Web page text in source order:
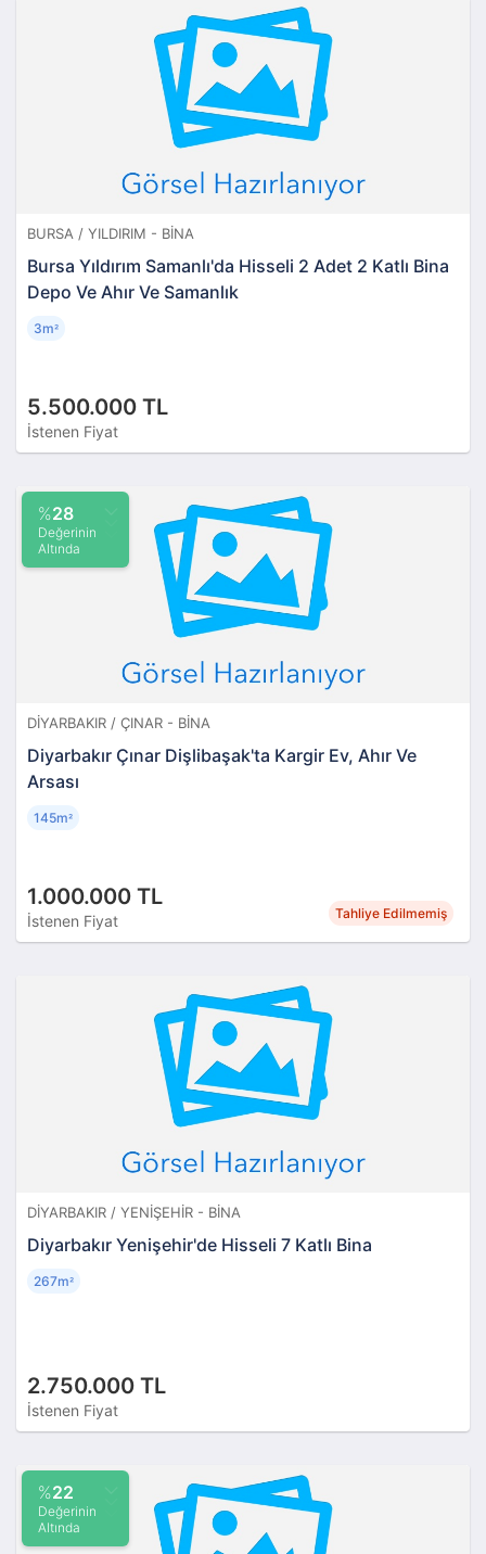
BURSA / YILDIRIM - BINA
Bursa Yıldırım Samanlı'da Hisseli 2 Adet 2 Katlı Bina
Depo Ve Ahır Ve Samanlık
5.500.000 TL
İstenen Fiyat
3m²
%28
Değerinin
Altında
DIYARBAKIR / ÇINAR - BINA
Diyarbakır Çınar Dişlibaşak'ta Kargir Ev, Ahır Ve
Arsası
1.000.000 TL
İstenen Fiyat Tahliye Edilmemiş
145m²
DIYARBAKIR / YENIŞEHIR - BINA
Diyarbakır Yenişehir'de Hisseli 7 Katlı Bina
2.750.000 TL
İstenen Fiyat
267m²
%22
Değerinin
Altında